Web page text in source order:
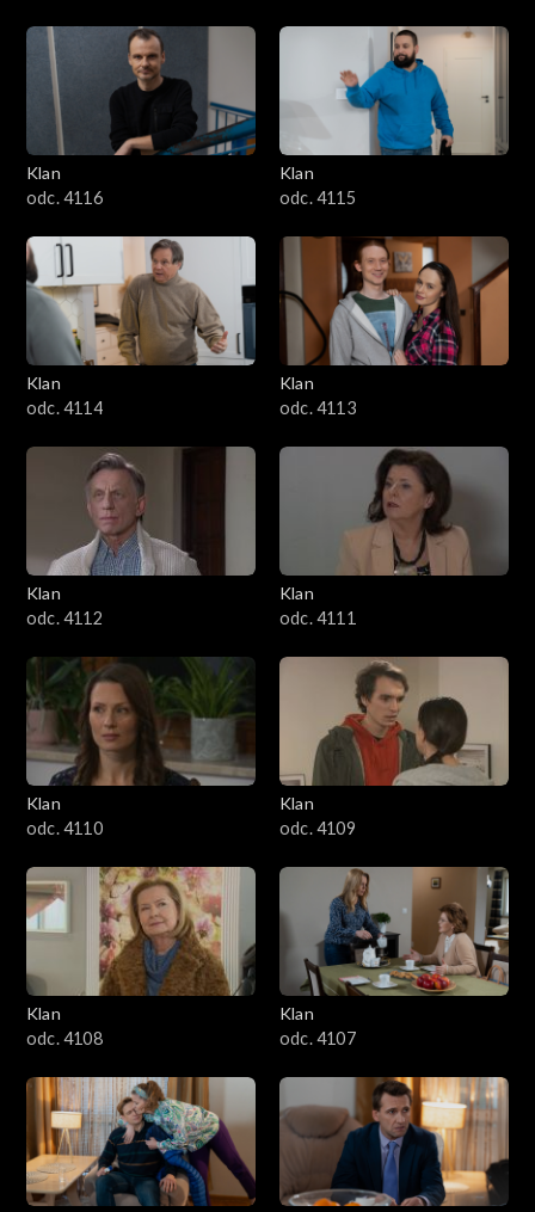
Klan
odc. 4116
Klan
odc. 4115
Klan
odc. 4114
Klan
odc. 4113
Klan
odc. 4112
Klan
odc. 4111
Klan
odc. 4110
Klan
odc. 4109
Klan
odc. 4108
Klan
odc. 4107